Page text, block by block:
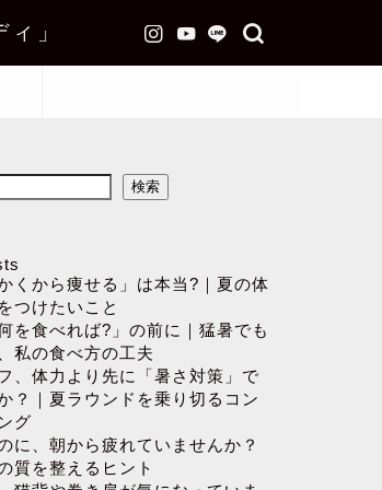
」
検索
くから痩せる」は本当?｜夏の体
つけたいこと
を食べれば?」の前に｜猛暑でも
私の食べ方の工夫
、体力より先に「暑さ対策」で
？｜夏ラウンドを乗り切るコン
グ
に、朝から疲れていませんか？
質を整えるヒント